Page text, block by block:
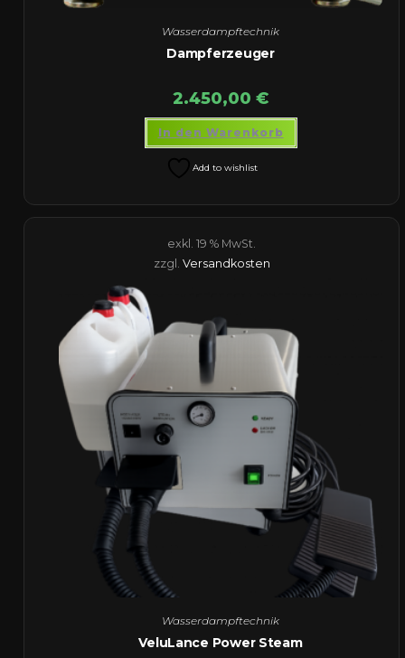
Wasserdampftechnik
Dampferzeuger
2.450,00 €
In den Warenkorb
Add to wishlist
exkl. 19 % MwSt.
zzgl. Versandkosten
Wasserdampftechnik
VeluLance Power Steam